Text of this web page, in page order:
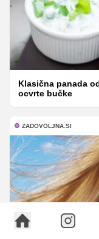
Klasična panada
ocvrte bučke
ZADOVOLJNA.SI